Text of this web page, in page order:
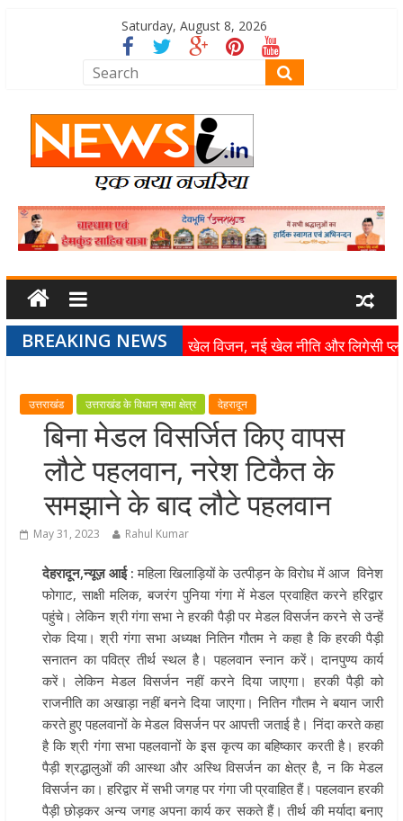
Saturday, August 8, 2026
BREAKING NEWS
खेल विजन, नई खेल नीति और लिगेसी
विकसित करने के निर्देश
उत्तराखंड को खेल उत्कृष्टता का केंद्र
की दिशा में तेजी से आगे बढ़ रही उत्तराखंड
स्पोर्ट्स यूनिवर्सिटी परियोजना
खेल प्रतिभाओं को हरसंभव प्रोत्साहन
विश्वस्तरीय सुविधाएँ उपलब्ध कराना
राज्य के खिलाड़ियों ने अंतरराष्ट्रीय मंच
बढ़ाया उत्तराखंड का गौरव: मुख्यमंत्री
गुणवत्ता से कोई समझौता नहीं, सभी कार्य
समय में पूर्ण हों: मुख्यमंत्री
उत्तराखंड उत्तराखंड के विधान सभा क्षेत्र देहरादून
बिना मेडल विसर्जित किए वापस
लौटे पहलवान, नरेश टिकैत के
समझाने के बाद लौटे पहलवान
May 31, 2023 Rahul Kumar
देहरादून,न्यूज़ आई : महिला खिलाड़ियों के उत्पीड़न के विरोध में आज विनेश
फोगाट, साक्षी मलिक, बजरंग पुनिया गंगा में मेडल प्रवाहित करने हरिद्वार
पहुंचे। लेकिन श्री गंगा सभा ने हरकी पैड़ी पर मेडल विसर्जन करने से उन्हें
रोक दिया। श्री गंगा सभा अध्यक्ष नितिन गौतम ने कहा है कि हरकी पैड़ी
सनातन का पवित्र तीर्थ स्थल है। पहलवान स्नान करें। दानपुण्य कार्य
करें। लेकिन मेडल विसर्जन नहीं करने दिया जाएगा। हरकी पैड़ी को
राजनीति का अखाड़ा नहीं बनने दिया जाएगा। नितिन गौतम ने बयान जारी
करते हुए पहलवानों के मेडल विसर्जन पर आपत्ती जताई है। निंदा करते कहा
है कि श्री गंगा सभा पहलवानों के इस कृत्य का बहिष्कार करती है। हरकी
पैड़ी श्रद्धालुओं की आस्था और अस्थि विसर्जन का क्षेत्र है, न कि मेडल
विसर्जन का। हरिद्वार में सभी जगह पर गंगा जी प्रवाहित हैं। पहलवान हरकी
पैड़ी छोड़कर अन्य जगह अपना कार्य कर सकते हैं। तीर्थ की मर्यादा बनाए